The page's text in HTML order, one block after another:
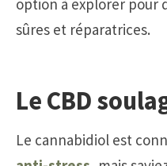
sûres et réparatrices.
Le CBD
Le cannabidiol est